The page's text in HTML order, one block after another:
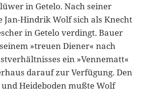
in Getelo. Nach seiner
Hindrik Wolf sich als Knecht
in Getelo verdingt. Bauer
»treuen Diener« nach
ein »Vennematt«
darauf zur Verfügung. Den
Heide­boden mußte Wolf